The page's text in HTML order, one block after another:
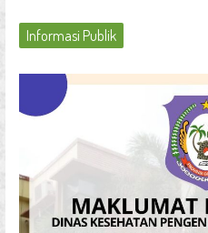
Informasi Publik